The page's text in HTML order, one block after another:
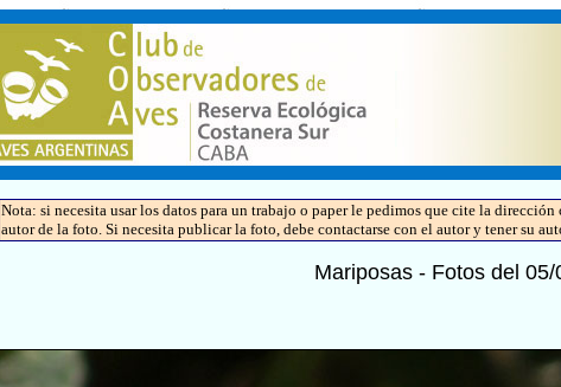
Nota: si necesita usar los datos para un trabajo o paper le pedimos que cite la
autor de la foto. Si necesita publicar la foto, debe contactarse con el autor y tener su
Mariposas - Fotos del 05/